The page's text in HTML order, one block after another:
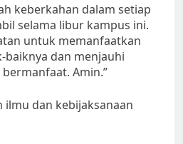
keberkahan dalam setiap
selama libur kampus ini.
untuk memanfaatkan
dan menjauhi
Amin.”
ilmu dan kebijaksanaan